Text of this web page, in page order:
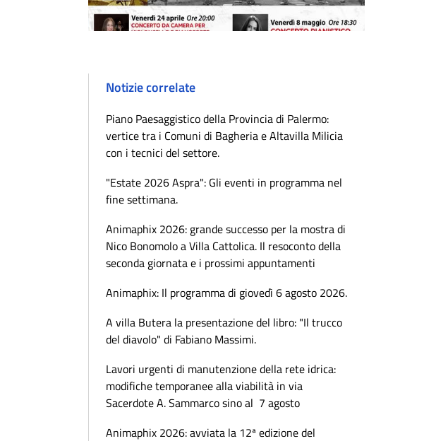
Notizie correlate
Piano Paesaggistico della Provincia di Palermo:
vertice tra i Comuni di Bagheria e Altavilla Milicia
con i tecnici del settore.
"Estate 2026 Aspra": Gli eventi in programma nel
fine settimana.
Animaphix 2026: grande successo per la mostra di
Nico Bonomolo a Villa Cattolica. Il resoconto della
seconda giornata e i prossimi appuntamenti
Animaphix: Il programma di giovedì 6 agosto 2026.
A villa Butera la presentazione del libro: "Il trucco
del diavolo" di Fabiano Massimi.
Lavori urgenti di manutenzione della rete idrica:
modifiche temporanee alla viabilità in via
Sacerdote A. Sammarco sino al 7 agosto
Animaphix 2026: avviata la 12ª edizione del